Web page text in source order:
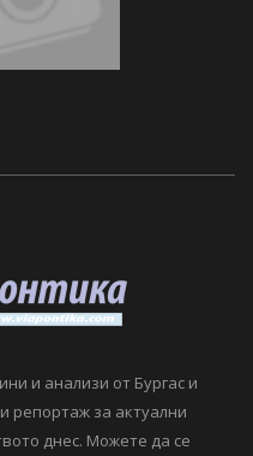
и анализи от Бургас и
репортаж за актуални
днес. Можете да се